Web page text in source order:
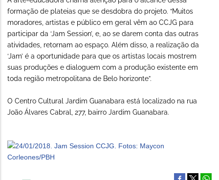
formação de plateias que se desdobra do projeto. “Muitos
moradores, artistas e público em geral vêm ao CCJG para
participar da ‘Jam Session’, e, ao se darem conta das outras
atividades, retornam ao espaço. Além disso, a realização da
‘Jam’ é a oportunidade para que os artistas locais mostrem
suas produções e dialoguem com a produção existente em
toda região metropolitana de Belo horizonte”.
O Centro Cultural Jardim Guanabara está localizado na rua
João Álvares Cabral, 277, bairro Jardim Guanabara.